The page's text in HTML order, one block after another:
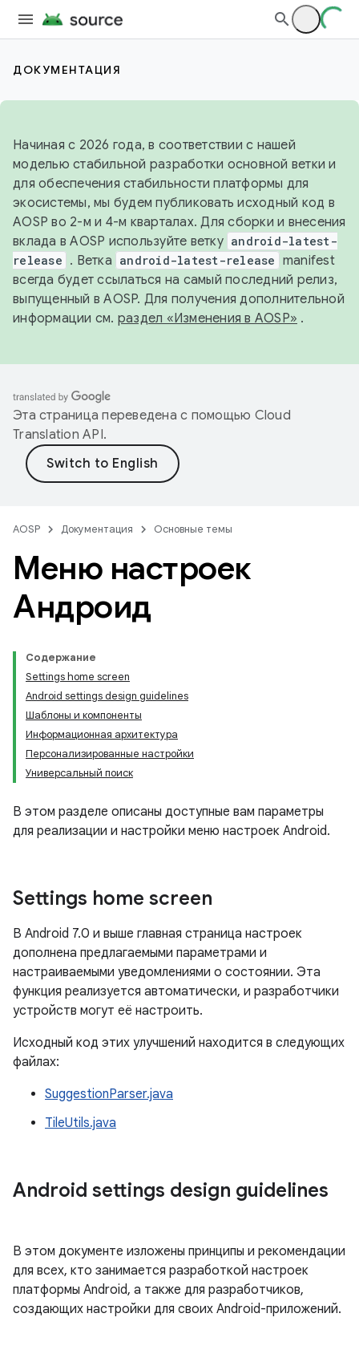
ДОКУМЕНТАЦИЯ
Начиная с 2026 года, в соответствии с нашей
моделью стабильной разработки основной ветки и
для обеспечения стабильности платформы для
экосистемы, мы будем публиковать исходный код в
AOSP во 2-м и 4-м кварталах. Для сборки и внесения
вклада в AOSP используйте ветку android-latest-
release . Ветка android-latest-release manifest
всегда будет ссылаться на самый последний релиз,
выпущенный в AOSP. Для получения дополнительной
информации см. раздел «Изменения в AOSP» .
Эта страница переведена с помощью Cloud
Translation API.
AOSP Документация Основные темы
Меню настроек
Андроид
Содержание
Settings home screen
Android settings design guidelines
Шаблоны и компоненты
Информационная архитектура
Персонализированные настройки
Универсальный поиск
В этом разделе описаны доступные вам параметры
для реализации и настройки меню настроек Android.
Settings home screen
В Android 7.0 и выше главная страница настроек
дополнена предлагаемыми параметрами и
настраиваемыми уведомлениями о состоянии. Эта
функция реализуется автоматически, и разработчики
устройств могут её настроить.
Исходный код этих улучшений находится в следующих
файлах:
SuggestionParser.java
TileUtils.java
Android settings design guidelines
В этом документе изложены принципы и рекомендации
для всех, кто занимается разработкой настроек
платформы Android, а также для разработчиков,
создающих настройки для своих Android-приложений.